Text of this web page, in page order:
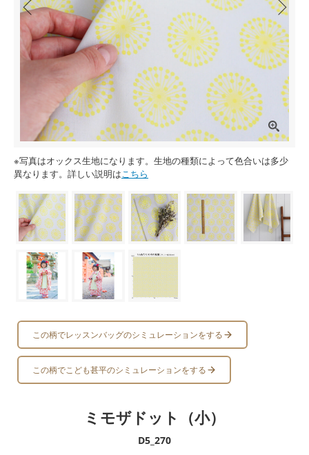
※写真はオックス生地になります。生地の種類によって色合いは多少
異なります。詳しい説明はこちら
この柄でレッスンバッグのシミュレーションをする
この柄でこども甚平のシミュレーションをする
ミモザドット（小）
D5_270